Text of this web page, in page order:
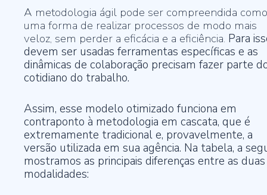
A metodologia ágil pode ser compreendida como
uma forma de realizar processos de modo mais
veloz, sem perder a eficácia e a eficiência. Para
devem ser usadas ferramentas específicas e as
dinâmicas de colaboração precisam fazer parte
cotidiano do trabalho.
Assim, esse modelo otimizado funciona em
contraponto à metodologia em cascata, que é
extremamente tradicional e, provavelmente, a
versão utilizada em sua agência. Na tabela, a
mostramos as principais diferenças entre as duas
modalidades: